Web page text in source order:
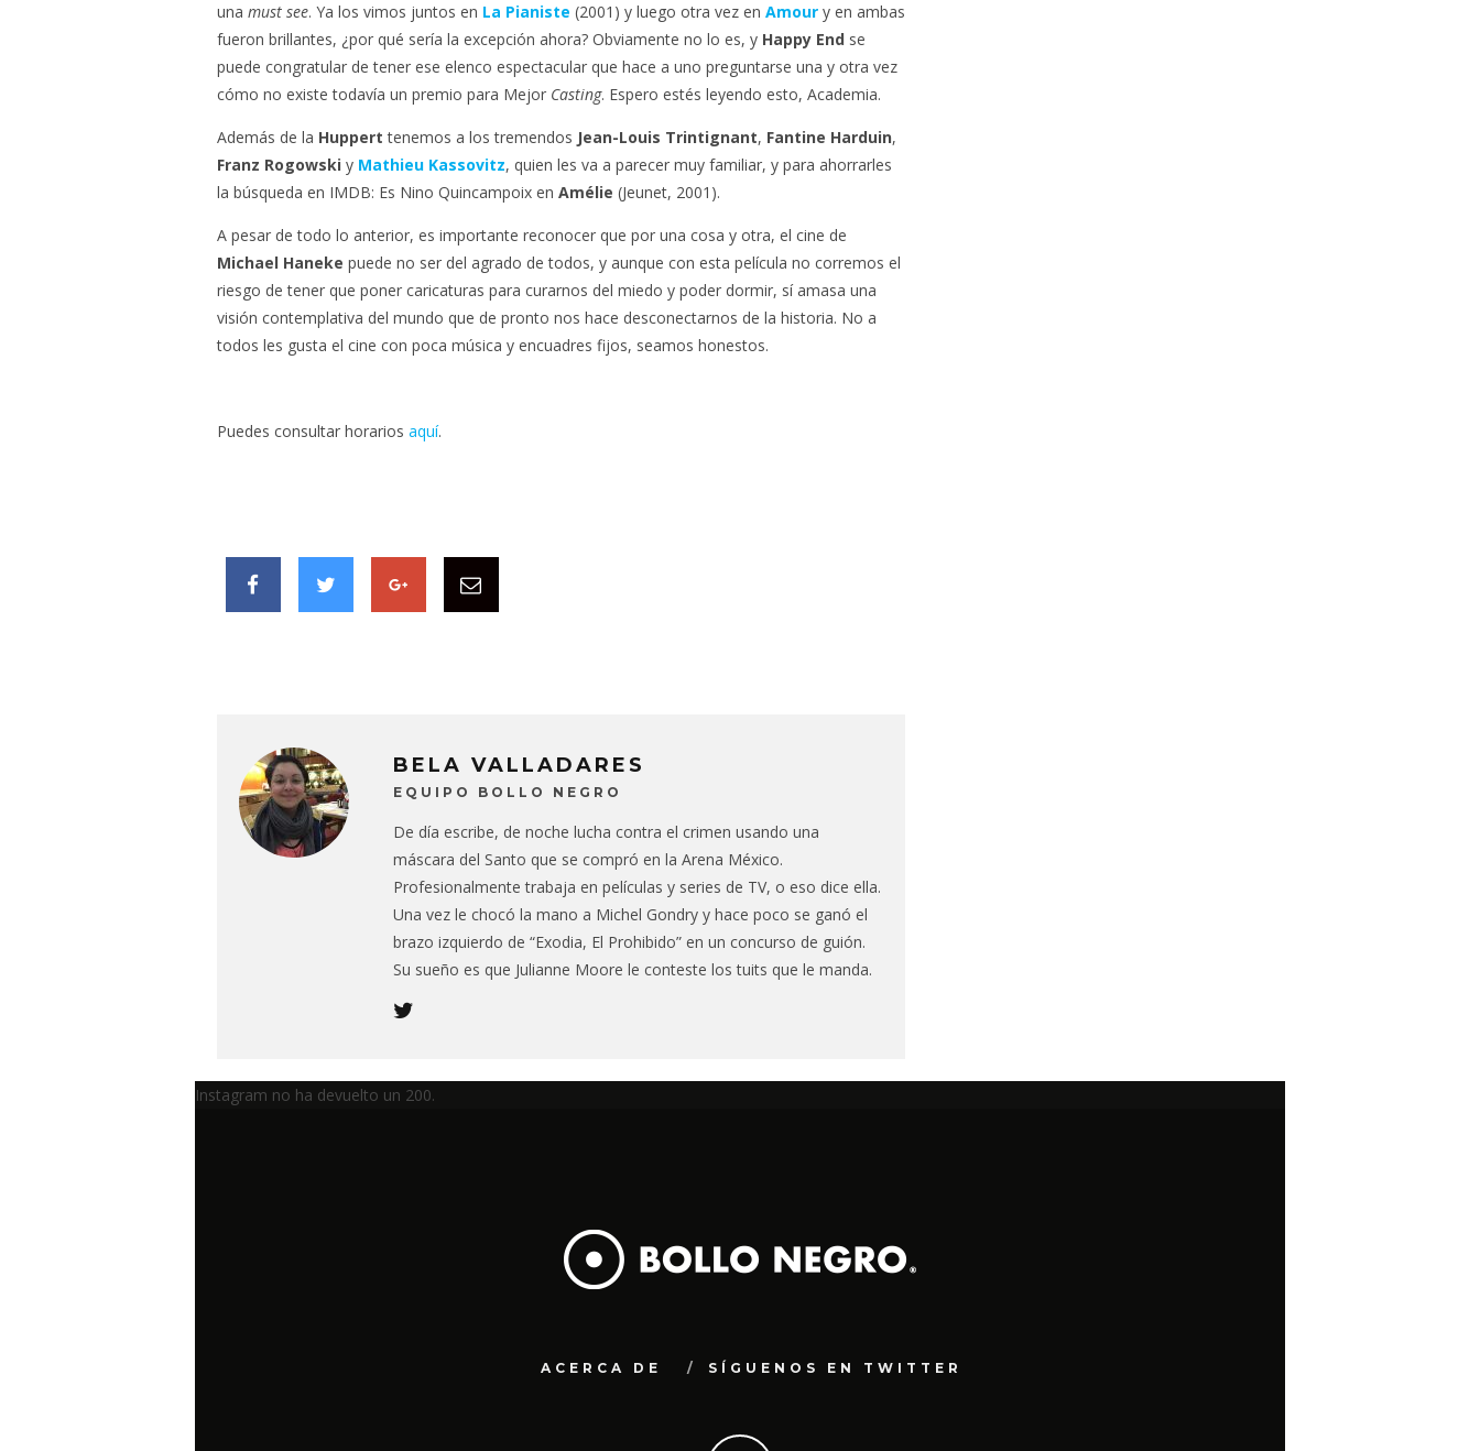
una must see. Ya los vimos juntos en La Pianiste (2001) y luego otra vez en Amour y en ambas
fueron brillantes, ¿por qué sería la excepción ahora? Obviamente no lo es, y Happy End se
puede congratular de tener ese elenco espectacular que hace a uno preguntarse una y otra vez
cómo no existe todavía un premio para Mejor Casting. Espero estés leyendo esto, Academia.
Además de la Huppert tenemos a los tremendos Jean-Louis Trintignant, Fantine Harduin,
Franz Rogowski y Mathieu Kassovitz, quien les va a parecer muy familiar, y para ahorrarles
la búsqueda en IMDB: Es Nino Quincampoix en Amélie (Jeunet, 2001).
A pesar de todo lo anterior, es importante reconocer que por una cosa y otra, el cine de
Michael Haneke puede no ser del agrado de todos, y aunque con esta película no corremos el
riesgo de tener que poner caricaturas para curarnos del miedo y poder dormir, sí amasa una
visión contemplativa del mundo que de pronto nos hace desconectarnos de la historia. No a
todos les gusta el cine con poca música y encuadres fijos, seamos honestos.
Puedes consultar horarios aquí.
BELA VALLADARES
EQUIPO BOLLO NEGRO
De día escribe, de noche lucha contra el crimen usando una
máscara del Santo que se compró en la Arena México.
Profesionalmente trabaja en películas y series de TV, o eso dice ella.
Una vez le chocó la mano a Michel Gondry y hace poco se ganó el
brazo izquierdo de “Exodia, El Prohibido” en un concurso de guión.
Su sueño es que Julianne Moore le conteste los tuits que le manda.
Instagram no ha devuelto un 200.
ACERCA DE SÍGUENOS EN TWITTER